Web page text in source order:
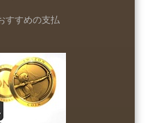
すすめの支払